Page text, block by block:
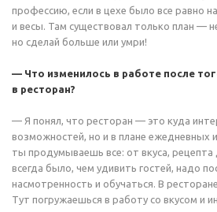
профессию, если в цехе было все равно
и весы. Там существовал только план —
но сделай больше или умри!
— Что изменилось в работе после
в ресторан?
— Я понял, что ресторан — это куда
возможностей, но и в плане ежедневных
ты продумываешь все: от вкуса,
всегда было, чем удивить гостей, надо
насмотренность и обучаться. В
Тут погружаешься в работу со вкусом и